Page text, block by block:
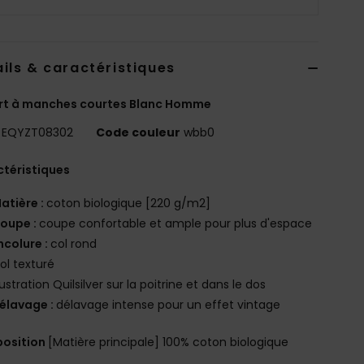
& caractéristiques
à manches courtes Blanc Homme
EQYZT08302 Code couleur wbb0
: coton biologique [220 g/m2]
: coupe confortable et ample pour plus d'espace
: col rond
texturé
Quilsilver sur la poitrine et dans le dos
: délavage intense pour un effet vintage
[Matière principale] 100% coton biologique